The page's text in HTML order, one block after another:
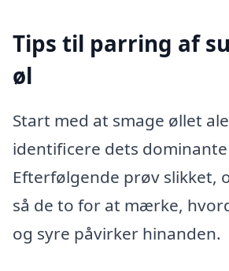
Tips til parring af
øl
Start med at smage øllet
identificere dets
Efterfølgende prøv slikket,
så de to for at mærke,
og syre påvirker hinanden.